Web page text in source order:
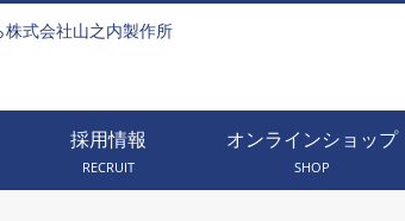
式会社山之内製作所
採用情報
RECRUIT
オンラインショップ
SHOP